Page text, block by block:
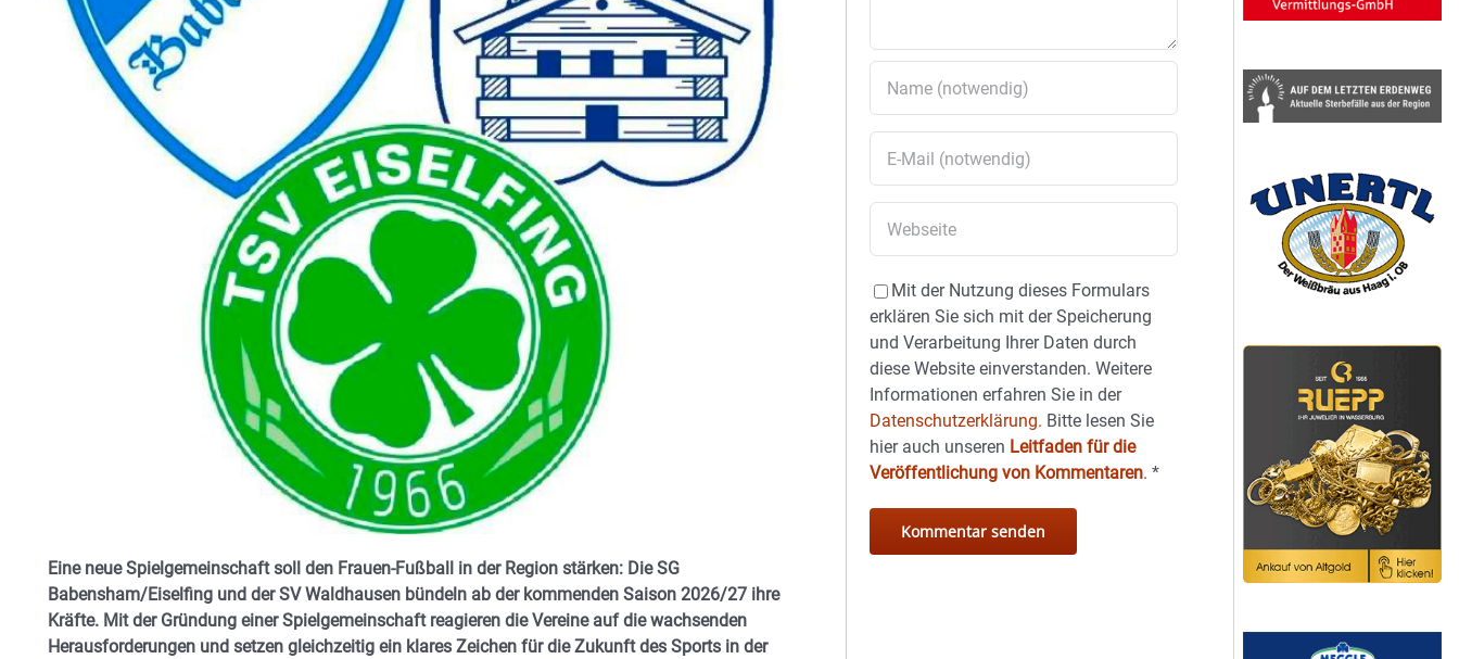
Eine neue Spielgemeinschaft soll den Frauen-Fußball in der Region stärken: Die SG
Babensham/Eiselfing und der SV Waldhausen bündeln ab der kommenden Saison 2026/27 ihre
Kräfte. Mit der Gründung einer Spielgemeinschaft reagieren die Vereine auf die wachsenden
Herausforderungen und setzen gleichzeitig ein klares Zeichen für die Zukunft des Sports in der
Mit der Nutzung dieses Formulars
erklären Sie sich mit der Speicherung
und Verarbeitung Ihrer Daten durch
diese Website einverstanden. Weitere
Informationen erfahren Sie in der
Datenschutzerklärung. Bitte lesen Sie
hier auch unseren Leitfaden für die
Veröffentlichung von Kommentaren.*